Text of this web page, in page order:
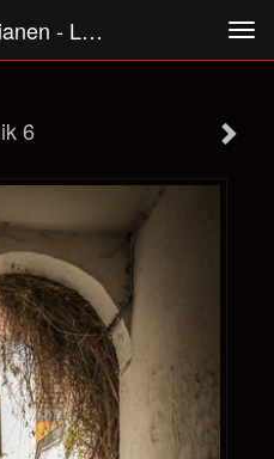
Marianne Hijlkema-Van Vianen - Luik 6
6